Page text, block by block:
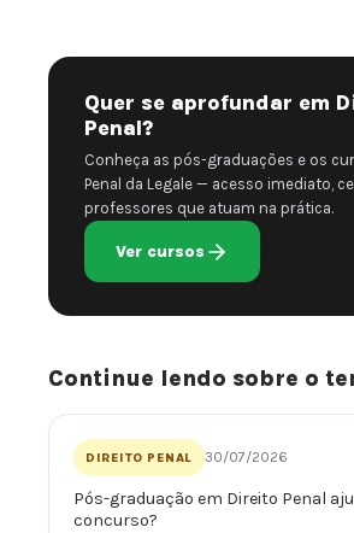
Quer se aprofundar em
Penal?
Conheça as pós-graduações e os
Penal da Legale — acesso imediato,
professores que atuam na prática.
Ver cursos
Continue lendo sobre o
DIREITO PENAL 30/07/2026
Pós-graduação em Direito Penal
concurso?